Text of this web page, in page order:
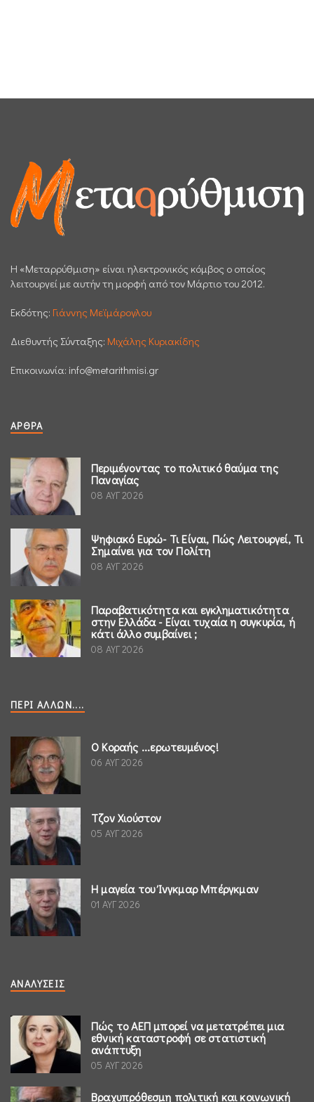
H «Μεταρρύθμιση» είναι ηλεκτρονικός κόμβος ο οποίος
λειτουργεί με αυτήν τη μορφή από τον Μάρτιο του 2012.
Εκδότης: Γιάννης Μεϊμάρογλου
Διεθυντής Σύνταξης: Μιχάλης Κυριακίδης
Επικοινωνία: info@metarithmisi.gr
ΆΡΘΡΑ
Περιμένοντας το πολιτικό θαύμα της
Παναγίας
08 ΑΥΓ 2026
Ψηφιακό Ευρώ- Τι Είναι, Πώς Λειτουργεί, Τι
Σημαίνει για τον Πολίτη
08 ΑΥΓ 2026
Παραβατικότητα και εγκληματικότητα
στην Ελλάδα - Είναι τυχαία η συγκυρία, ή
κάτι άλλο συμβαίνει ;
08 ΑΥΓ 2026
ΠΕΡΊ ΆΛΛΩΝ....
Ο Κοραής ...ερωτευμένος!
06 ΑΥΓ 2026
Τζον Χιούστον
05 ΑΥΓ 2026
Η μαγεία του Ίνγκμαρ Μπέργκμαν
01 ΑΥΓ 2026
ΑΝΑΛΎΣΕΙΣ
Πώς το ΑΕΠ μπορεί να μετατρέπει μια
εθνική καταστροφή σε στατιστική
ανάπτυξη
05 ΑΥΓ 2026
Βραχυπρόθεσμη πολιτική και κοινωνική